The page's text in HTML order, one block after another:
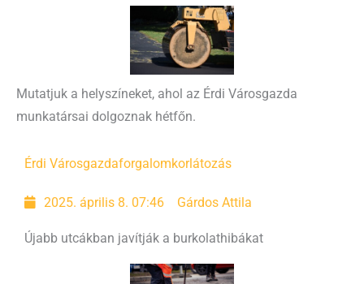
Mutatjuk a helyszíneket, ahol az Érdi Városgazda
munkatársai dolgoznak hétfőn.
Érdi Városgazdaforgalomkorlátozás
2025. április 8. 07:46 Gárdos Attila
Újabb utcákban javítják a burkolathibákat